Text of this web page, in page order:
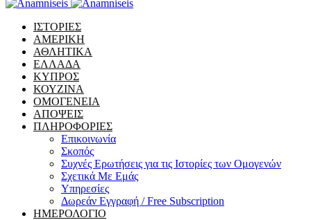
ΙΣΤΟΡΙΕΣ
ΑΜΕΡΙΚΗ
ΑΘΛΗΤΙΚΑ
ΕΛΛΑΔΑ
ΚΥΠΡΟΣ
ΚΟΥΖΙΝΑ
ΟΜΟΓΕΝΕΙΑ
ΑΠΟΨΕΙΣ
ΠΛΗΡΟΦΟΡΙΕΣ
Επικοινωνία
Σκοπός
Συχνές Ερωτήσεις για τις Ιστορίες των Ομογενών
Σχετικά Με Εμάς
Υπηρεσίες
Δωρεάν Εγγραφή / Free Subscription
ΗΜΕΡΟΛΟΓΙΟ